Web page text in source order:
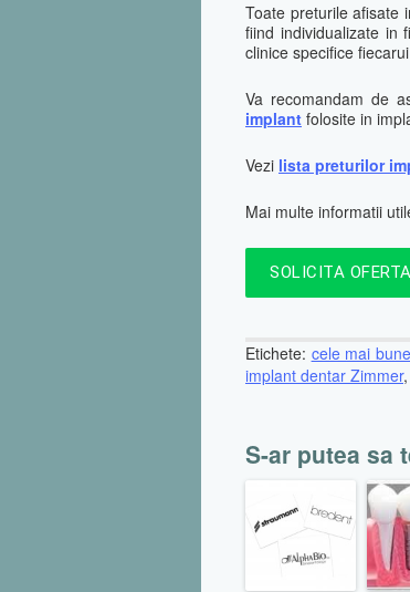
Toate preturile afisate
fiind individualizate in
clinice specifice
Va recomandam de
implant folosite in
Vezi lista preturilor
Mai multe informatii
SOLICITA
Etichete: cele mai
implant dentar Zimmer,
S-ar putea sa